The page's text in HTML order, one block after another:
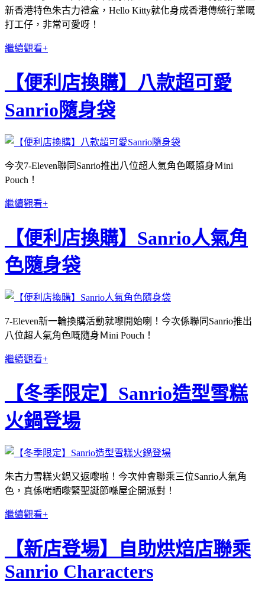
新香港特色朱古力禮盒，Hello Kitty就化身成香港傳統行業嘅
打工仔，非常可愛呀！
繼續觀看+
【便利店換購】八款超可愛
Sanrio隨身袋
今次7-Eleven聯同Sanrio推出八位超人氣角色嘅隨身Ｍini
Pouch！
繼續觀看+
【便利店換購】Sanrio人氣角
色隨身袋
7-Eleven新一輪換購活動就嚟開始喇！今次係聯同Sanrio推出
八位超人氣角色嘅隨身Ｍini Pouch！
繼續觀看+
【冬季限定】Sanrio造型雪糕
火鍋登場
朱古力雪糕火鍋又返嚟啦！今次仲會聯乘三位Sanrio人氣角
色，真係啱晒嚟緊聖誕節喺屋企開派對！
繼續觀看+
【新店登場】自助烘焙店聯乘
Sanrio Characters